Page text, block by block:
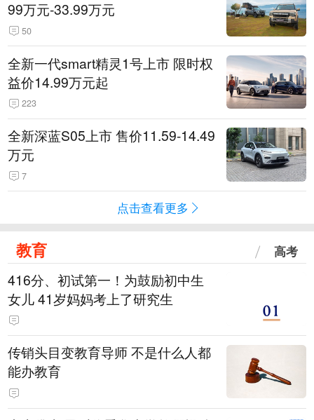
99万元-33.99万元
50
全新一代smart精灵1号上市 限时权
益价14.99万元起
223
全新深蓝S05上市 售价11.59-14.49
万元
7
点击查看更多
教育 高考
416分、初试第一！为鼓励初中生
女儿 41岁妈妈考上了研究生
传销头目变教育导师 不是什么人都
能办教育